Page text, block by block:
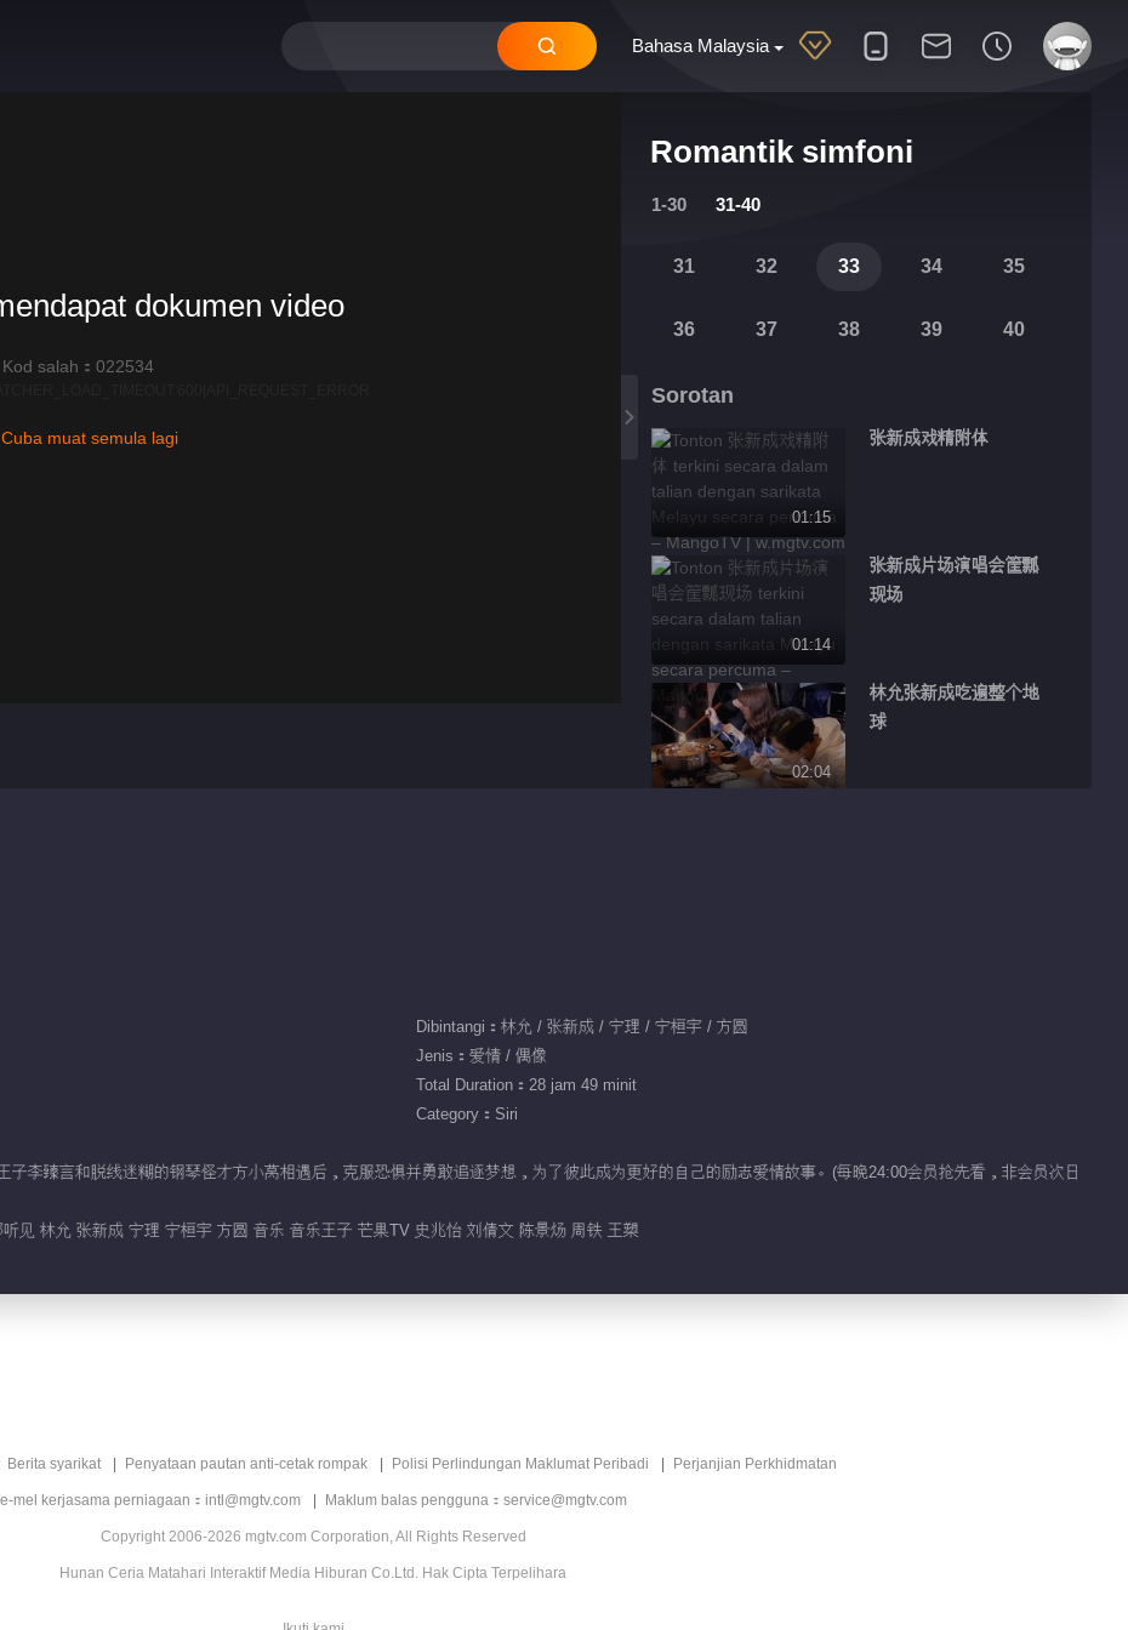
Bahasa Malaysia
Romantik simfoni
1-30 31-40
31 32 33 34 35
36 37 38 39 40
Sorotan
01:15
张新成戏精附体
01:14
张新成片场演唱会筐瓢
现场
02:04
林允张新成吃遍整个地
球
dokumen video
Kod salah：022534
Cuba muat semula lagi
Dibintangi：林允 / 张新成 / 宁理 / 宁桓宇 / 方圆
Jenis：爱情 / 偶像
Total Duration：28 jam 49 minit
Category：Siri
子李臻言和脱线迷糊的钢琴怪才方小莴相遇后，克服恐惧并勇敢追逐梦想，为了彼此成为更好的自己的励志爱情故事。(每晚24:00会员抢先看，非会员次日
见 林允 张新成 宁理 宁桓宇 方圆 音乐 音乐王子 芒果TV 史兆怡 刘倩文 陈景炀 周铁 王槊
Berita syarikat Penyataan pautan anti-cetak rompak Polisi Perlindungan Maklumat Peribadi Perjanjian Perkhidmatan
e-mel kerjasama perniagaan：intl@mgtv.com Maklum balas pengguna：service@mgtv.com
Copyright 2006-2026 mgtv.com Corporation, All Rights Reserved
Hunan Ceria Matahari Interaktif Media Hiburan Co.Ltd. Hak Cipta Terpelihara